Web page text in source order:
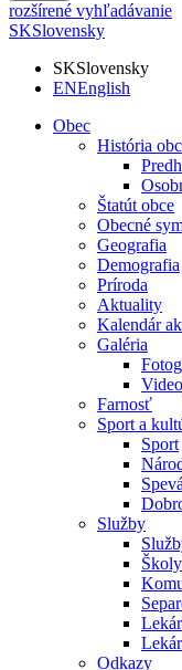
rozšírené vyhľadávanie
SKSlovensky
SKSlovensky
ENEnglish
Obec
História
Štatút obce
Obecné
Geografia
Demografia
Príroda
Aktuality
Kalendár
Galéria
Farnosť
Sport a
Sport
Služby
Školy
Odkazy